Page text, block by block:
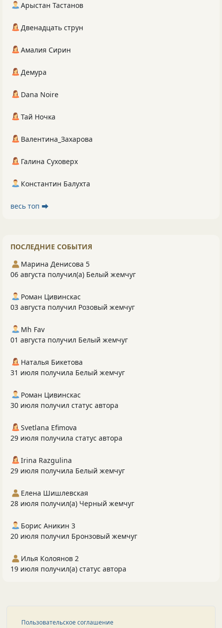
Арыстан Тастанов
Двенадцать струн
Амалия Сирин
Демура
Dana Noire
Тай Ночка
Валентина_Захарова
Галина Суховерх
Константин Балухта
весь топ ⮕
ПОСЛЕДНИЕ СОБЫТИЯ
Марина Денисова 5
06 августа получил(а) Белый жемчуг
Роман Цивинскас
03 августа получил Розовый жемчуг
Mh Fav
01 августа получил Белый жемчуг
Наталья Бикетова
31 июля получила Белый жемчуг
Роман Цивинскас
30 июля получил статус автора
Svetlana Efimova
29 июля получила статус автора
Irina Razgulina
29 июля получила Белый жемчуг
Елена Шишлевская
28 июля получил(а) Черный жемчуг
Борис Аникин 3
20 июля получил Бронзовый жемчуг
Илья Колоянов 2
19 июля получил(а) статус автора
Пользовательское соглашение